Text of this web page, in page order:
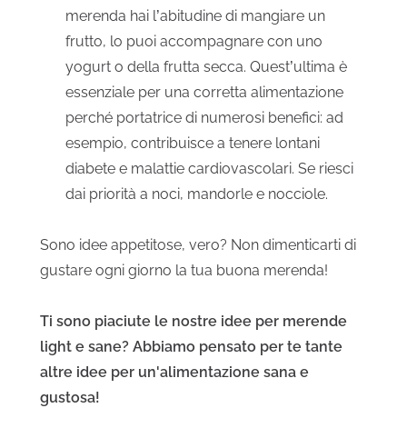
merenda hai l’abitudine di mangiare un
frutto, lo puoi accompagnare con uno
yogurt o della frutta secca. Quest’ultima è
essenziale per una corretta alimentazione
perché portatrice di numerosi benefici: ad
esempio, contribuisce a tenere lontani
diabete e malattie cardiovascolari. Se riesci
dai priorità a noci, mandorle e nocciole.
Sono idee appetitose, vero? Non dimenticarti di
gustare ogni giorno la tua buona merenda!
Ti sono piaciute le nostre idee per merende
light e sane? Abbiamo pensato per te tante
altre idee per un'alimentazione sana e
gustosa!